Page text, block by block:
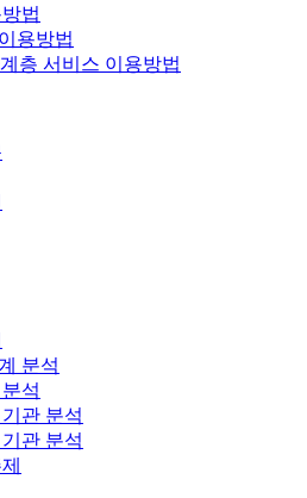
법
용방법
층 서비스 이용방법
분석
석
관 분석
관 분석